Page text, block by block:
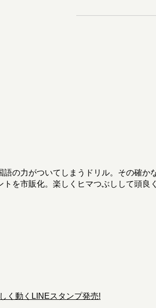
の力がついてしまうドリル。その確
を市販化。楽しくヒマつぶしして頭良
く動くLINEスタンプ発売!